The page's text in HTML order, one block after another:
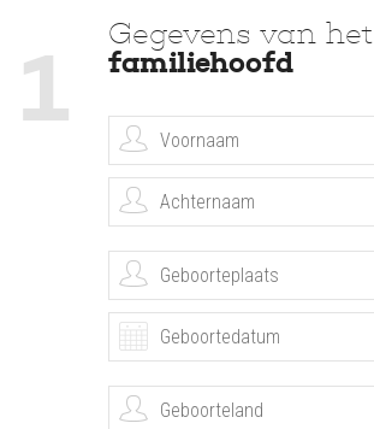
1
Gegevens van het
familiehoofd